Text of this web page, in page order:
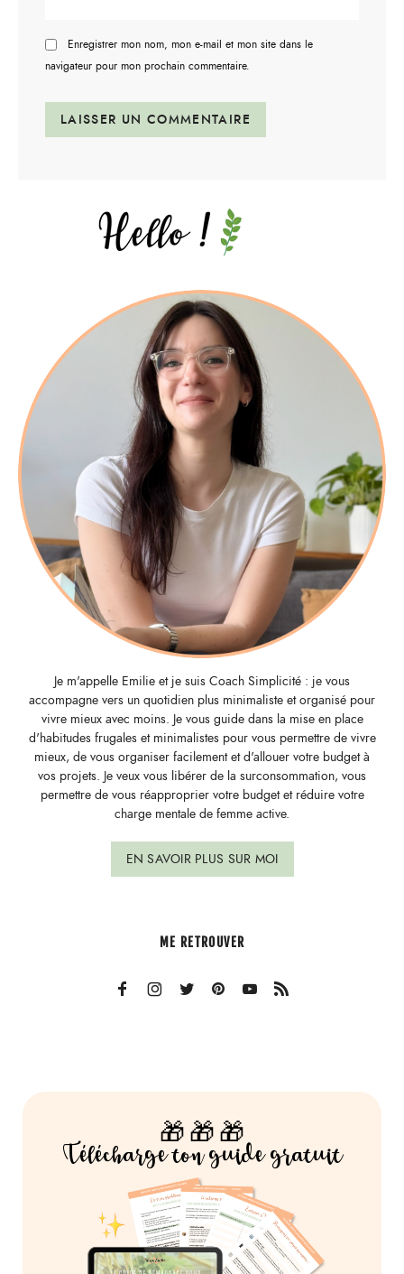
Enregistrer mon nom, mon e-mail et mon site dans le
navigateur pour mon prochain commentaire.
Je m'appelle Emilie et je suis Coach Simplicité : je vous
accompagne vers un quotidien plus minimaliste et organisé pour
vivre mieux avec moins. Je vous guide dans la mise en place
d'habitudes frugales et minimalistes pour vous permettre de vivre
mieux, de vous organiser facilement et d'allouer votre budget à
vos projets. Je veux vous libérer de la surconsommation, vous
permettre de vous réapproprier votre budget et réduire votre
charge mentale de femme active.
EN SAVOIR PLUS SUR MOI
ME RETROUVER